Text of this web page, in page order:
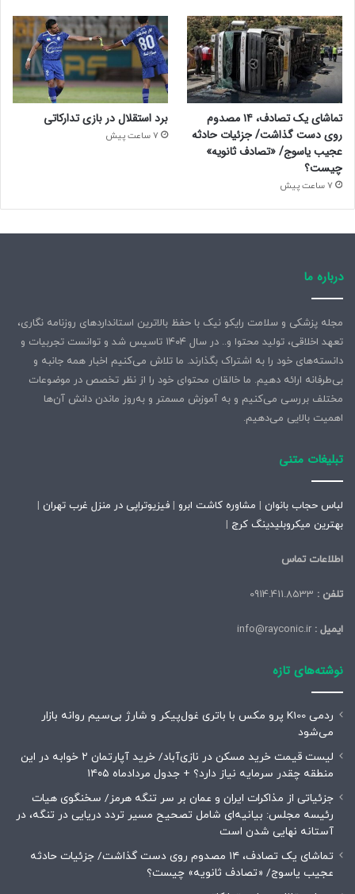
تماشای یک تصادف، ۱۴ مصدوم
روی دست گذاشت/ جزئیات حادثه
عجیب یاسوج/ «تصادف ثانویه»
چیست؟
7 ساعت پیش
برد استقلال در بازی تدارکاتی
7 ساعت پیش
درباره ما
مجله پزشکی و سلامت رایکو نیک با حفظ بالاترین استانداردهای روزنامه نگاری،
تعهد اخلاقی، تولید محتوا و.. در سال ۱۴۰۴ تاسیس شد و توانست تجربیات و
دانسته‌های خود را به اشتراک بگذارند. ما تلاش می‌کنیم اخبار همه جانبه و
بی‌طرفانه ارائه دهیم. ما خالقان محتوای خود را از نظر تخصص در موضوعات
مختلف بررسی می‌کنیم و به آموزش مسمتر و به‌روز ماندن دانش آن‌ها
اهمیت بالایی می‌دهیم.
تبلیغات متنی
لباس حجاب بانوان | مشاوره کاشت ابرو | فیزیوتراپی در منزل غرب تهران |
بهترین میکروبلیدینگ کرج |
اطلاعات تماس
تلفن :
ایمیل :
نوشته‌های تازه
ردمی K100 پرو مکس با باتری غول‌پیکر و شارژ بی‌سیم روانه بازار
می‌شود
لیست قیمت خرید مسکن در نازی‌آباد/ خرید آپارتمان ۲ خوابه در این
منطقه چقدر سرمایه نیاز دارد؟ + جدول مردادماه ۱۴۰۵
جزئیاتی از مذاکرات ایران و عمان بر سر تنگه هرمز/ سخنگوی هیات
رئیسه مجلس: بیانیه‌ای شامل تصحیح مسیر تردد دریایی در تنگه، در
آستانه نهایی شدن است
تماشای یک تصادف، ۱۴ مصدوم روی دست گذاشت/ جزئیات حادثه
عجیب یاسوج/ «تصادف ثانویه» چیست؟